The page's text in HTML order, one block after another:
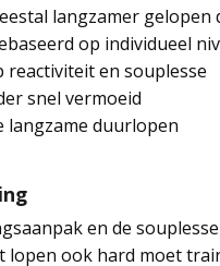
langzamer
op individueel
en souplesse
snel vermoeid
langzame duurlopen
en de
lopen ook hard moet